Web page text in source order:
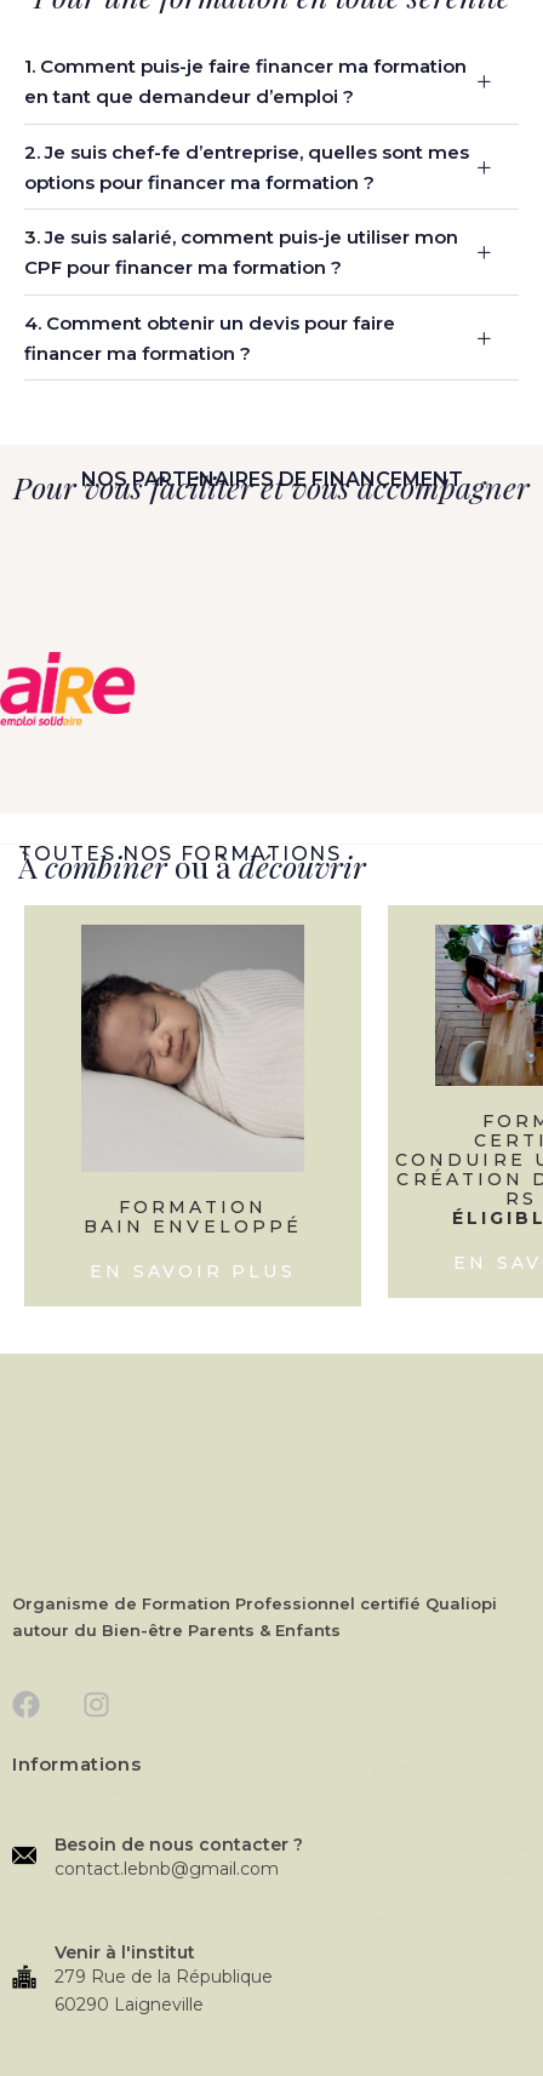
1. Comment puis-je faire financer ma formation
en tant que demandeur d’emploi ?
2. Je suis chef-fe d’entreprise, quelles sont mes
options pour financer ma formation ?
3. Je suis salarié, comment puis-je utiliser mon
CPF pour financer ma formation ?
4. Comment obtenir un devis pour faire
financer ma formation ?
NOS PARTENAIRES DE FINANCEMENT
Pour vous faciliter et vous accompagner
TOUTES NOS FORMATIONS
Àcombinerou àdécouvrir
FORMATION
BAIN ENVELOPPÉ
EN SAVOIR PLUS
CONDUIRE
CRÉATION
EN
Organisme de Formation Professionnel certifié Qualiopi
autour du Bien-être Parents & Enfants
Informations
Besoin de nous contacter ?
contact.lebnb@gmail.com
Venir à l'institut
279 Rue de la République
60290 Laigneville